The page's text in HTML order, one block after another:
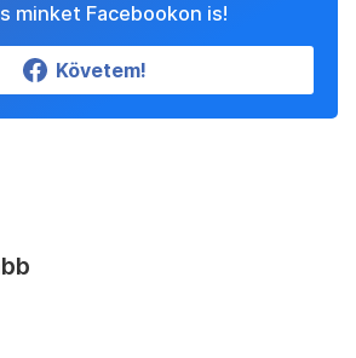
minket Facebookon is!
Követem!